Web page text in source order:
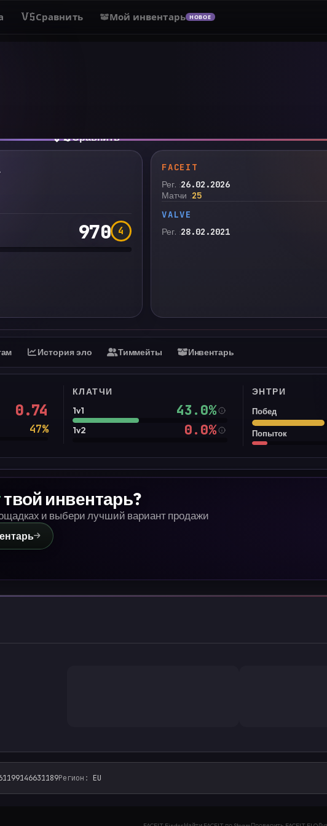
VSСравнить Мой инвентарь НОВОЕ
VSСравнить
970 4
FACEIT
Рег. 26.02.2026
Матчи 25
VALVE
Рег. 28.02.2021
История эло Тиммейты Инвентарь
0.74
47%
КЛАТЧИ
1v1
43.0%
1v2 0.0%
ЭНТРИ
Побед
Попыток
твой инвентарь?
и выбери лучший вариант продажи
Регион : EU